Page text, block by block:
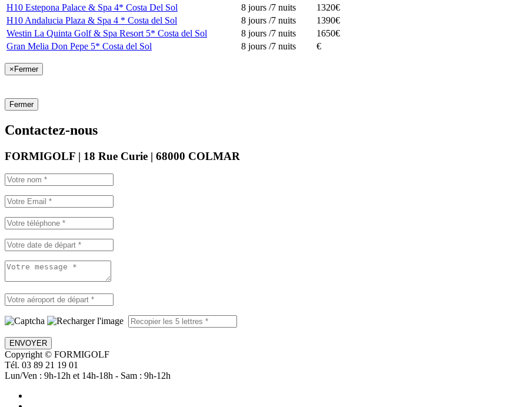
H10 Estepona Palace & Spa 4* Costa Del Sol
8 jours /7 nuits
1320€
H10 Andalucia Plaza & Spa 4 * Costa del Sol
8 jours /7 nuits
1390€
Westin La Quinta Golf & Spa Resort 5* Costa del Sol
8 jours /7 nuits
1650€
Gran Melia Don Pepe 5* Costa del Sol
8 jours /7 nuits €
×Fermer
Fermer
Contactez-nous
FORMIGOLF | 18 Rue Curie | 68000 COLMAR
ENVOYER
Copyright © FORMIGOLF
Tél. 03 89 21 19 01
Lun/Ven : 9h-12h et 14h-18h - Sam : 9h-12h